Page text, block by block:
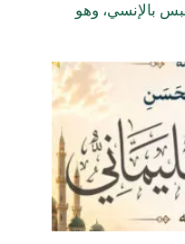
بالإنسي، وهو